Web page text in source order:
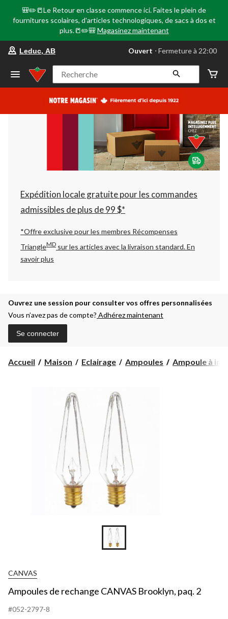
🎒✏️📒Le Retour en classe commence ici. Faites le plein de
fournitures scolaires, d'articles technologiques, de sacs à dos et
plus.📒✏️🎒 Magasinez maintenant
votre
préféré
Leduc,
AB,
courament
Fermeture
à
22:00
cliquer
pour
changer
Leduc, AB Ouvert ⋅ Fermeture à 22:00
Recherche
Expédition locale gratuite pour les commandes
admissibles de plus de 99 $*
*Offre exclusive pour les membres Récompenses
TriangleMD sur les articles avec la livraison standard.En
savoir plus
Ouvrez une session pour consulter vos offres personnalisées
Vous n’avez pas de compte? Adhérez maintenant
Se connecter
Accueil Maison Eclairage Ampoules Ampoule à
CANVAS
Ampoules de rechange CANVAS Brooklyn, paq. 2
#052-2797-8